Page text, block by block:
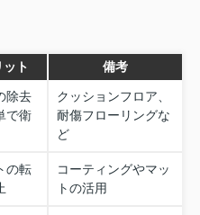
ット 備考
除去
で衛
クッションフロア、
耐傷フローリングな
ど
の転
コーティングやマッ
トの活用